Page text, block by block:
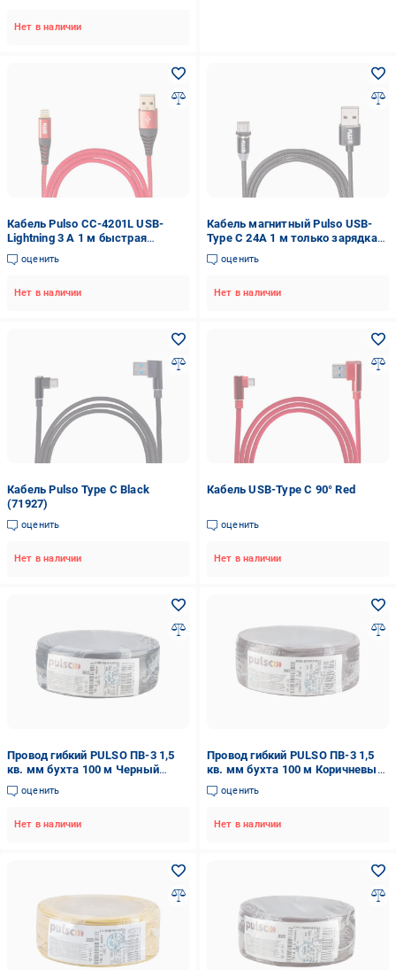
Нет в наличии
Кабель Pulso CC-4201L USB-
Lightning 3 А 1 м быстрая
зарядка/передача данных Red
(115417)
оценить
Нет в наличии
Кабель магнитный Pulso USB-
Type C 24А 1 м только зарядка
Black (MC-2301C BK)
оценить
Нет в наличии
Кабель Pulso Type С Black
(71927)
оценить
Нет в наличии
Кабель USB-Type С 90° Red
оценить
Нет в наличии
Провод гибкий PULSO ПВ-3 1,5
кв. мм бухта 100 м Черный
(00000065479)
оценить
Нет в наличии
Провод гибкий PULSO ПВ-3 1,5
кв. мм бухта 100 м Коричневый
(00000065476)
оценить
Нет в наличии